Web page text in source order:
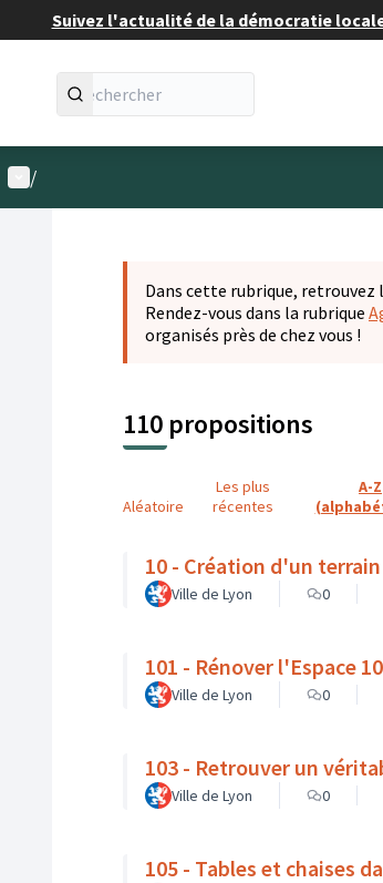
Suivez l'actualité de la démocratie
Menu utilisateur
/
Dans cette rubrique, retrouvez
Rendez-vous dans la rubrique
organisés près de chez vous !
110 propositions
Aléatoire
Les plus
récentes
A-Z
10 - Création d'un
Ville de Lyon 0
101 - Rénover l'Espace
Ville de Lyon 0
103 - Retrouver un
Ville de Lyon 0
105 - Tables et chaises